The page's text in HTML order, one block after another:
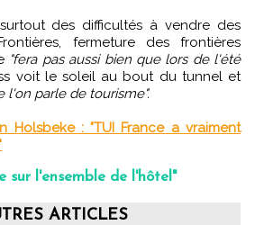
des difficultés à vendre des
fermeture des frontières
"fera pas aussi bien que lors de l'été
voit le soleil au bout du tunnel et
l'on parle de tourisme".
Holsbeke : "TUI France a vraiment
sur l'ensemble de l'hôtel"
ARTICLES